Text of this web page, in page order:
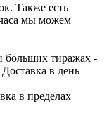
Также есть
часа мы можем
больших тиражах -
в день
в пределах